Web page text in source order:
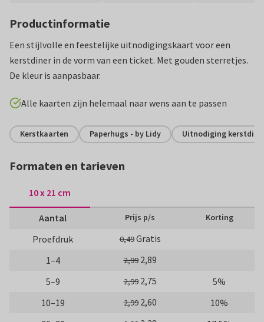
Productinformatie
Een stijlvolle en feestelijke uitnodigingskaart voor een
kerstdiner in de vorm van een ticket. Met gouden sterretjes.
De kleur is aanpasbaar.
Alle kaarten zijn helemaal naar wens aan te passen
Kerstkaarten Paperhugs - by Lidy Uitnodiging
Formaten en tarieven
10 x 21 cm
Aantal Prijs p/s Korting
Proefdruk 0,49Gratis
1–4
2,99 2,89
5–9
2,99 2,75
5%
10–19
2,99 2,60
10%